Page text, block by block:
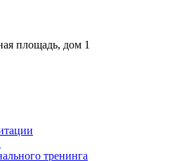
площадь, дом 1
тренинга